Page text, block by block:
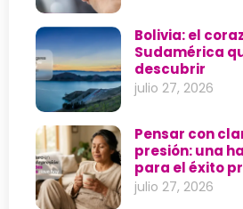
Bolivia: el
Sudamérica
descubrir
julio 27, 2026
Pensar con
presión: una
para el éxito
julio 27, 2026